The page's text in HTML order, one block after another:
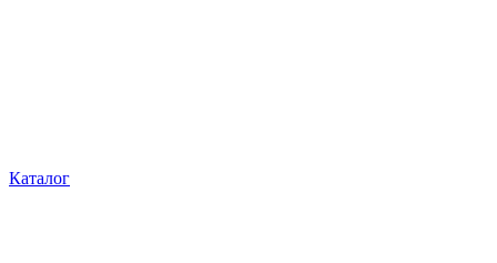
Каталог